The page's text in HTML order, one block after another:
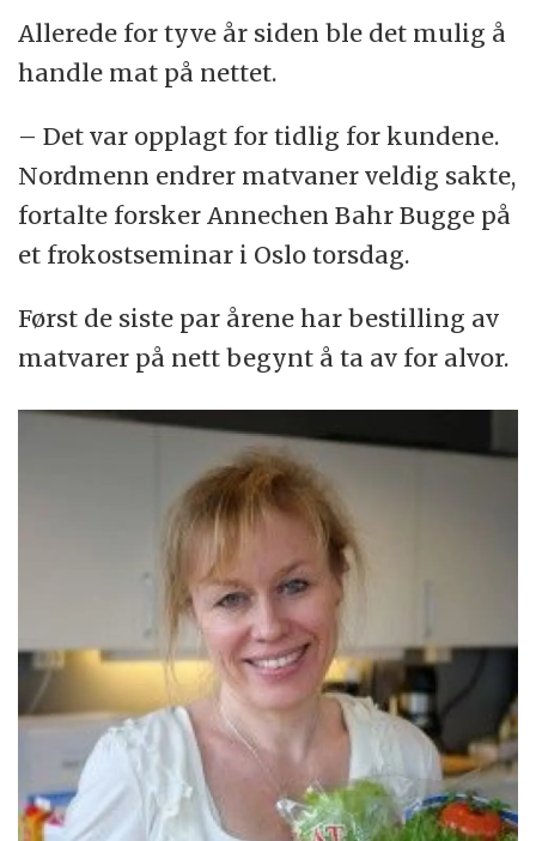
Godtlevert.no for 7,6 millioner kroner. Fem
år senere var omsetningen 390 millioner
kroner. Adamsmatkasse.no omsatte for 330
millioner kroner i 2016.
Disse selskapene som leverer
middagsingredienser og oppskrifter, fikk i
juni i år tillatelse om å fusjonere av
Konkurransetilsynet.
Kolonial.no som leverer matvarer, er størst
på markedet, med en omsetning på 434
millioner kroner i 2016.
Ifølge Virke har omsetningen av mat og
drikke på nett økt kraftig de siste årene. I
2015 kjøpte vi mat og drikke over nett for
704 millioner kroner. Likevel utgjorde dette
bare 3,8 prosent av netthandelen dette året.
Ifølge Virke kjøper nå 15 prosent av
forbrukerne dagligvarer på nett.
Allerede for tyve år siden ble det mulig å
handle mat på nettet.
– Det var opplagt for tidlig for kundene.
Nordmenn endrer matvaner veldig sakte,
fortalte forsker Annechen Bahr Bugge på
et frokostseminar i Oslo torsdag.
Først de siste par årene har bestilling av
matvarer på nett begynt å ta av for alvor.